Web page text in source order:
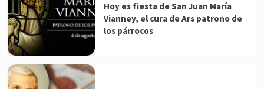
Hoy es fiesta de San Juan María
Vianney, el cura de Ars patrono de
los párrocos